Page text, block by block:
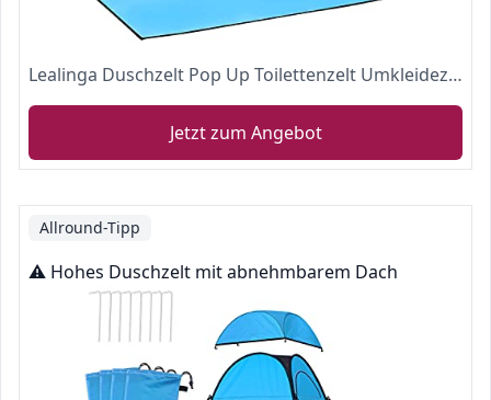
Lealinga Duschzelt Pop Up Toilettenzelt Umkleidezelt mit Boden, Wasserdicht Wurfzelt mit Zeltheringe und Tragetasche,Tragbar Pop-Up-Zelt für Outdoor, Camping, Angeln, Strandpicknick, Mobile Toilette
Jetzt zum Angebot
Allround-Tipp
⚠️ Hohes Duschzelt mit abnehmbarem Dach